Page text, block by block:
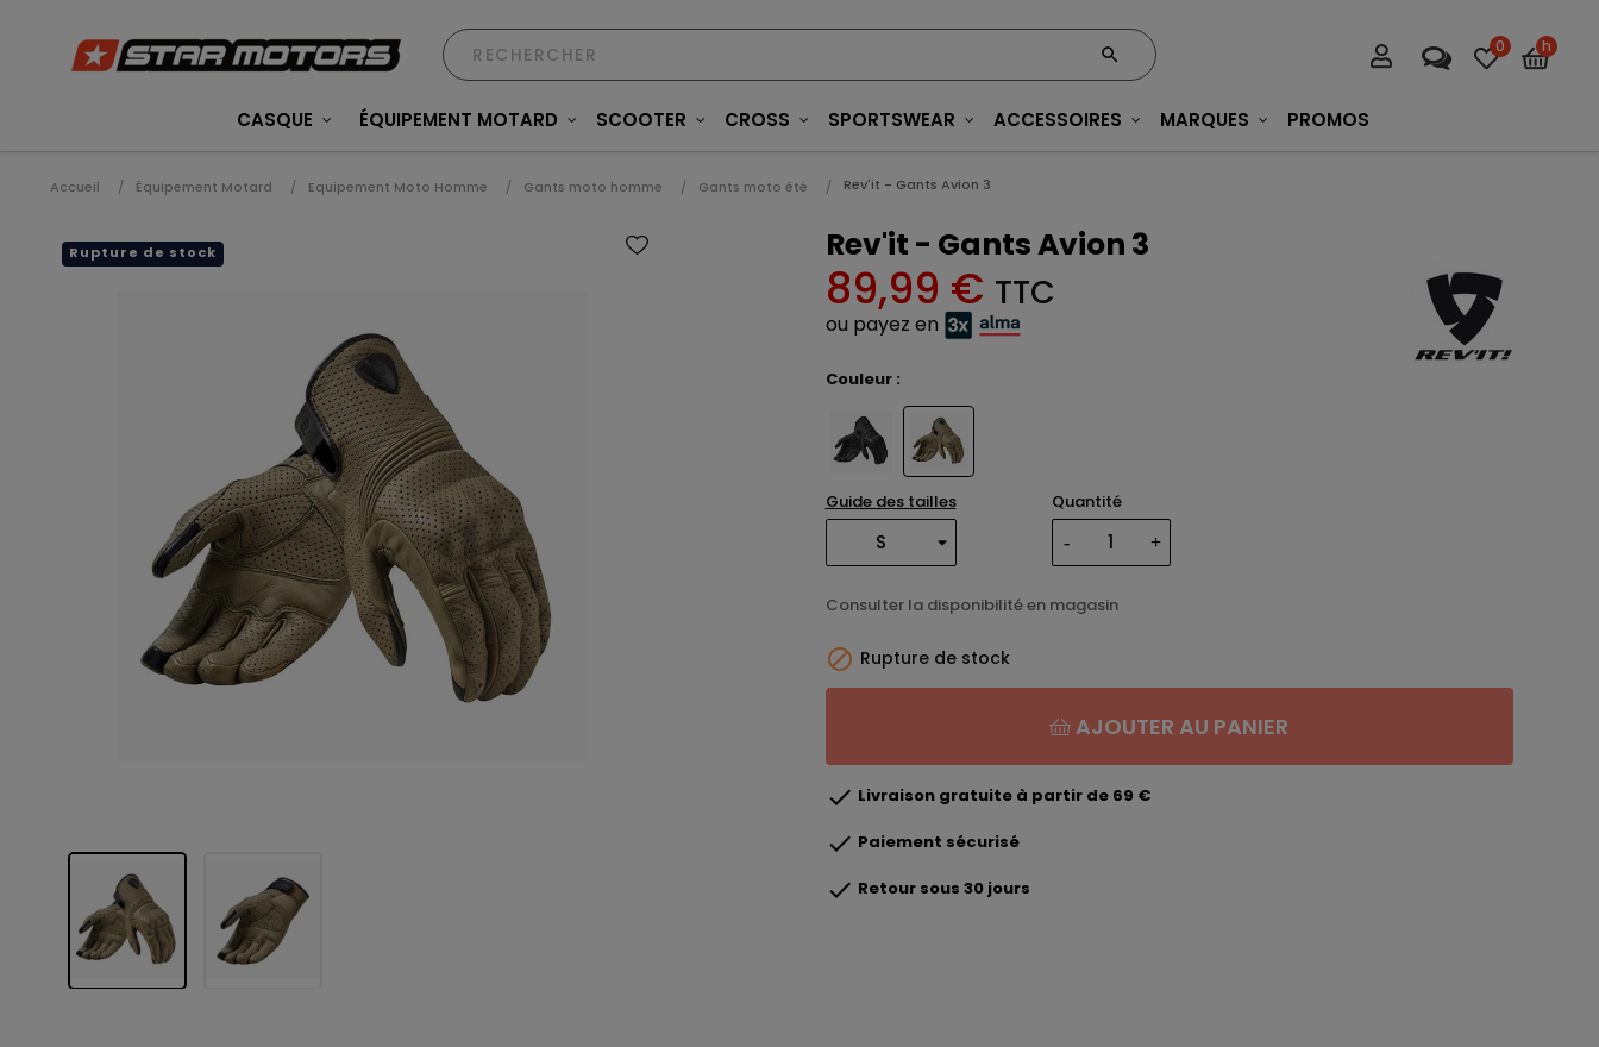
0 h
CASQUE ÉQUIPEMENT MOTARD SCOOTER CROSS SPORTSWEAR ACCESSOIRES MARQUES PROMOS
Accueil Équipement Motard Equipement Moto Homme Gants moto homme Gants moto été Rev'it - Gants Avion 3
Rupture de stock Rev'it - Gants Avion 3
89,99 € TTC
ou payez en
Couleur :
Guide des tailles Quantité
Consulter la disponibilité en magasin
 Rupture de stock
AJOUTER AU PANIER
 Livraison gratuite à partir de 69 €
 Paiement sécurisé
 Retour sous 30 jours